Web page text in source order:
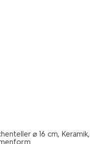
⌀ 16 cm, Keramik,